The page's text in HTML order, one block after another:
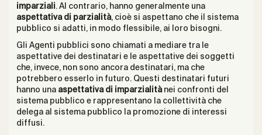
imparziali. Al contrario, hanno generalmente una
aspettativa di parzialità, cioè si aspettano che il sistema
pubblico si adatti, in modo flessibile, ai loro bisogni.
Gli Agenti pubblici sono chiamati a mediare tra le
aspettative dei destinatari e le aspettative dei soggetti
che, invece, non sono ancora destinatari, ma che
potrebbero esserlo in futuro. Questi destinatari futuri
hanno una aspettativa di imparzialitànei confronti del
sistema pubblico e rappresentano la collettività che
delega al sistema pubblico la promozione di interessi
diffusi.